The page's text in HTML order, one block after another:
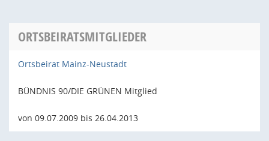
ORTSBEIRATSMITGLIEDER
Ortsbeirat Mainz-Neustadt
BÜNDNIS 90/DIE GRÜNEN Mitglied
von 09.07.2009 bis 26.04.2013